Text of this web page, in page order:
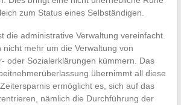
zum Status eines Selbständigen.
die administrative Verwaltung vereinfacht.
nicht mehr um die Verwaltung von
oder Sozialerklärungen kümmern. Das
übernimmt all diese
ermöglicht es, sich auf das
nämlich die Durchführung der